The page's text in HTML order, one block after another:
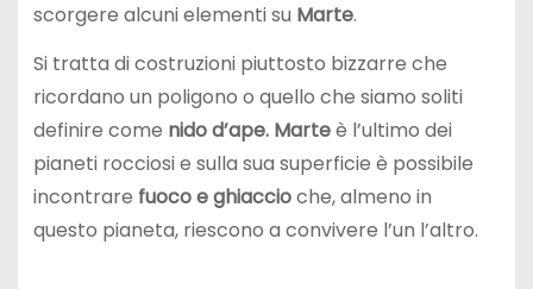
scorgere alcuni elementi su Marte.
Si tratta di costruzioni piuttosto bizzarre che
ricordano un poligono o quello che siamo soliti
definire come nido d’ape. Marteè l’ultimo dei
pianeti rocciosi e sulla sua superficie è possibile
incontrare fuoco e ghiaccioche, almeno in
questo pianeta, riescono a convivere l’un l’altro.